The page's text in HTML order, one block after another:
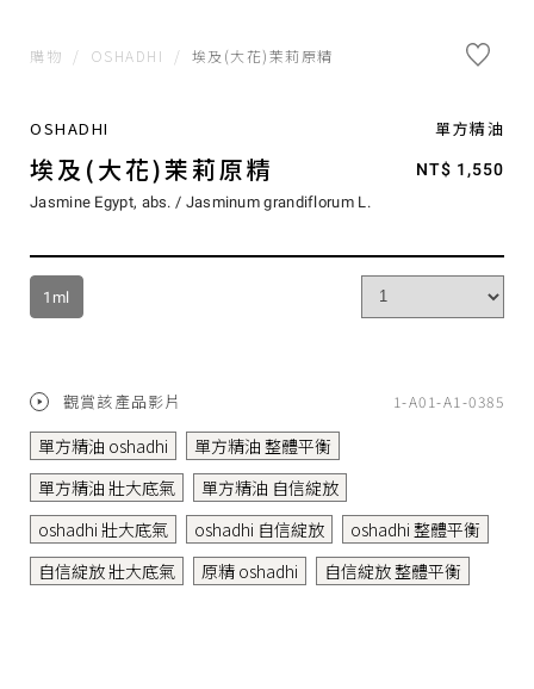
購物 / OSHADHI / 埃及(大花)茉莉原精
OSHADHI 單方精油
埃及(大花)茉莉原精 NT$ 1,550
Jasmine Egypt, abs. / Jasminum grandiflorum L.
1ml
觀賞該產品影片 1-A01-A1-0385
單方精油 oshadhi
單方精油 整體平衡
單方精油 壯大底氣
單方精油 自信綻放
oshadhi 壯大底氣
oshadhi 自信綻放
oshadhi 整體平衡
自信綻放 壯大底氣
原精 oshadhi 自信綻放 整體平衡